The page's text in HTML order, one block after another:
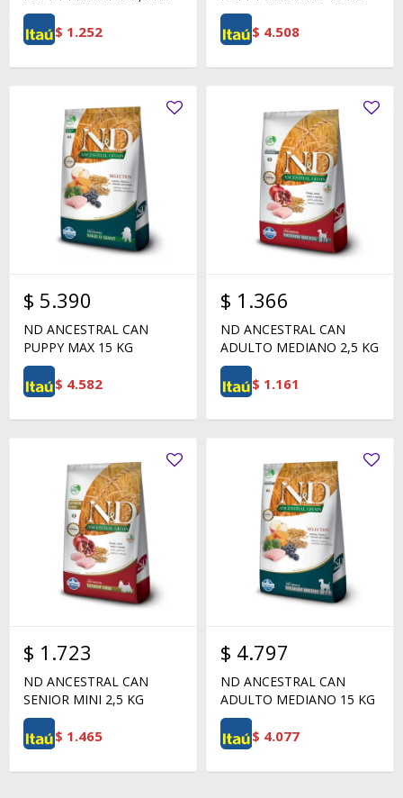
$ 1.252 $ 4.508
$ 5.390
ND ANCESTRAL CAN
PUPPY MAX 15 KG
$ 4.582
$ 1.366
ND ANCESTRAL CAN
ADULTO MEDIANO 2,5 KG
$ 1.161
$ 1.723
ND ANCESTRAL CAN
SENIOR MINI 2,5 KG
$ 1.465
$ 4.797
ND ANCESTRAL CAN
ADULTO MEDIANO 15 KG
$ 4.077